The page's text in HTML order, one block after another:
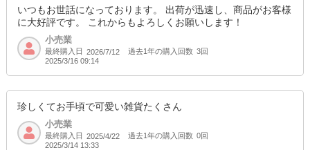
いつもお世話になっております。 出荷が迅速し、商品がお客様
に大好評です。 これからもよろしくお願いします！
小売業
最終購入日 2026/7/12 過去1年の購入回数 3回
2025/3/16 09:14
珍しくてお手頃で可愛い雑貨たくさん
小売業
最終購入日 2025/4/22 過去1年の購入回数 0回
2025/3/14 13:33